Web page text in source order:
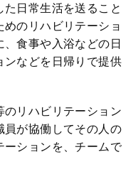
日常生活を送ること
のリハビリテーショ
食事や入浴などの日
などを日帰りで提供
リハビリテーション
が協働してその人の
ーションを、チームで